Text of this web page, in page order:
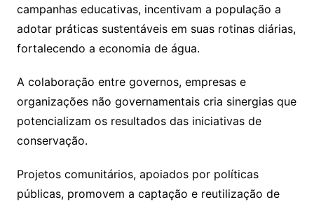
campanhas educativas, incentivam a população a
adotar práticas sustentáveis em suas rotinas diárias,
fortalecendo a economia de água.
A colaboração entre governos, empresas e
organizações não governamentais cria sinergias que
potencializam os resultados das iniciativas de
conservação.
Projetos comunitários, apoiados por políticas
públicas, promovem a captação e reutilização de